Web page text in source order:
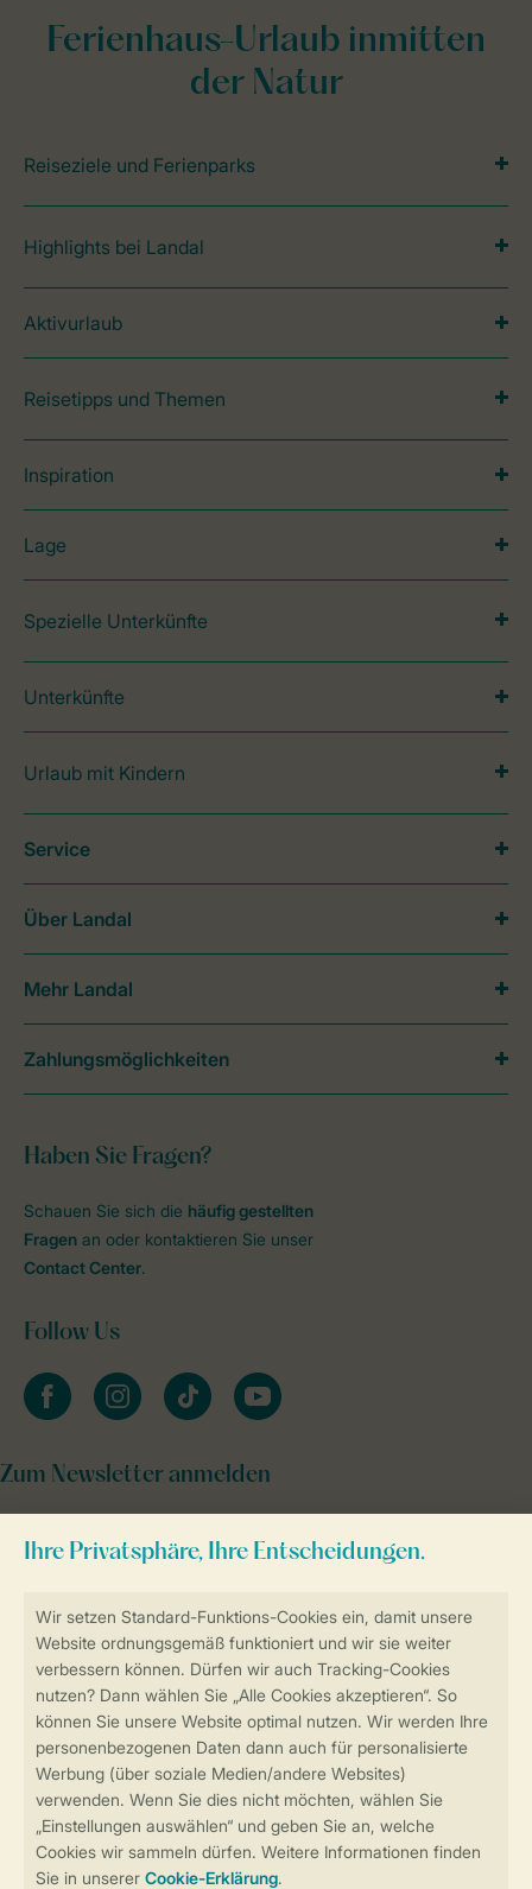
Sicherstellung Deiner Privatsphäre
Sicher und schnell zur Online-Buchung
Sichere Datenübertragung
Sicheres Bezahlen
Ferienhaus-Urlaub inmitten
der Natur
Reiseziele und Ferienparks
Highlights bei Landal
Aktivurlaub
Reisetipps und Themen
Inspiration
Lage
Spezielle Unterkünfte
Unterkünfte
Urlaub mit Kindern
Haben Sie Fragen?
Schauen Sie sich die häufig gestellten
Fragen an oder kontaktieren Sie unser
Contact Center.
Follow Us
facebookinstagramtiktok youtube
Zum Newsletter anmelden
Service
Über Landal
Mehr Landal
Zahlungsmöglichkeiten